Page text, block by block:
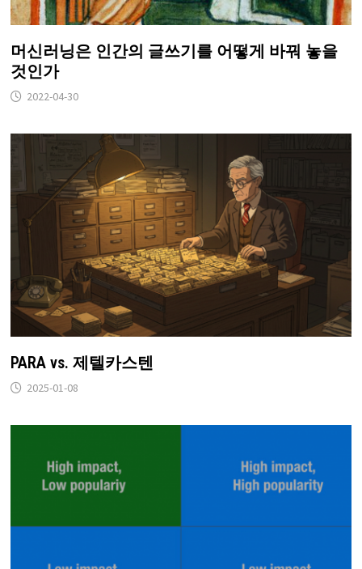
머신러닝은 인간의 글쓰기를 어떻게 바꿔 놓을
것인가
2022-04-30
PARA vs. 제텔카스텐
2025-01-08